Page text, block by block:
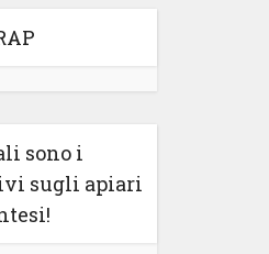
sono i
sugli apiari